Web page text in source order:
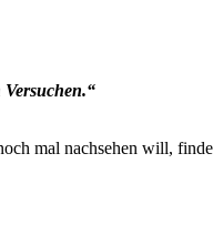
mal nachsehen will,